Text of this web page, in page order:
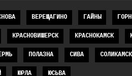
ВЕРЕЩАГИНО ГАЙНЫ
КРАСНОВИШЕРСК КРАСНОКАМСК
ПОЛАЗНА СИВА СОЛИКАМСК
ЮРЛА ЮСЬВА